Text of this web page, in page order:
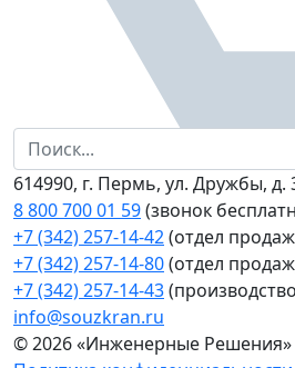
614990, г. Пермь, ул. Дружбы, д.
8 800 700 01 59(звонок
+7 (342) 257-14-42(отдел
+7 (342) 257-14-80(отдел
+7 (342) 257-14-43
info@souzkran.ru
© 2026 «Инженерные Решения»